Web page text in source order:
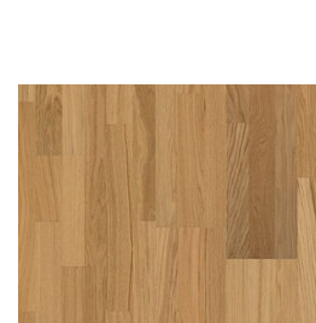
Покупателям
Акции